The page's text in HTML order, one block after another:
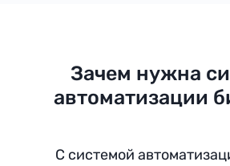
Зачем нужна
автоматизации
С системой